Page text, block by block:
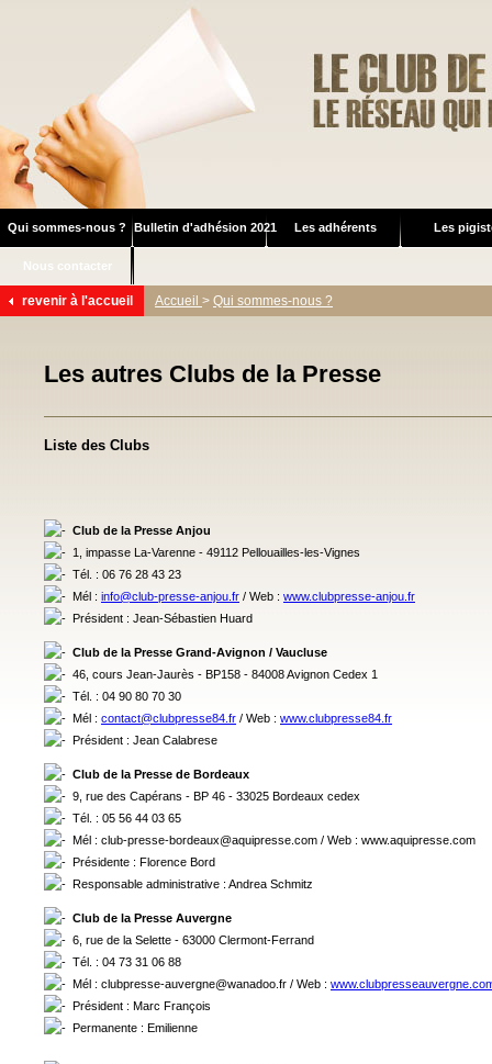
Qui sommes-nous ? Bulletin d'adhésion 2021 Les adhérents Les
Nous contacter
revenir à l'accueil Accueil > Qui sommes-nous ?
Les autres Clubs de la Presse
Liste des Clubs
Club de la Presse Anjou
1, impasse La-Varenne - 49112 Pellouailles-les-Vignes
Tél. : 06 76 28 43 23
Mél : info@club-presse-anjou.fr / Web : www.clubpresse-anjou.fr
Président : Jean-Sébastien Huard
Club de la Presse Grand-Avignon / Vaucluse
46, cours Jean-Jaurès - BP158 - 84008 Avignon Cedex 1
Tél. : 04 90 80 70 30
Mél : contact@clubpresse84.fr / Web : www.clubpresse84.fr
Président : Jean Calabrese
Club de la Presse de Bordeaux
9, rue des Capérans - BP 46 - 33025 Bordeaux cedex
Tél. : 05 56 44 03 65
Mél : club-presse-bordeaux@aquipresse.com / Web : www.aquipresse.com
Présidente : Florence Bord
Responsable administrative : Andrea Schmitz
Club de la Presse Auvergne
6, rue de la Selette - 63000 Clermont-Ferrand
Tél. : 04 73 31 06 88
Mél : clubpresse-auvergne@wanadoo.fr / Web :
Président : Marc François
Permanente : Emilienne